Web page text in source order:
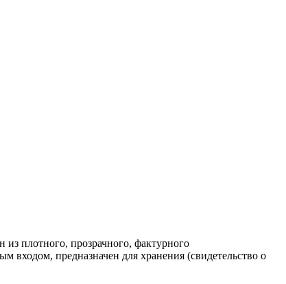
плотного, прозрачного, фактурного
входом, предназначен для хранения (свидетельство о